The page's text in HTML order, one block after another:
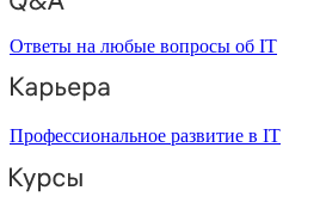
Ответы на любые вопросы об IT
Профессиональное развитие в IT